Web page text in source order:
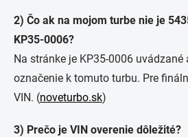
2) Čo ak na mojom turbe nie je
KP35-0006?
Na stránke je KP35-0006 uvádzané
označenie k tomuto turbu. Pre
VIN. (noveturbo.sk)
3) Prečo je VIN overenie dôležité?